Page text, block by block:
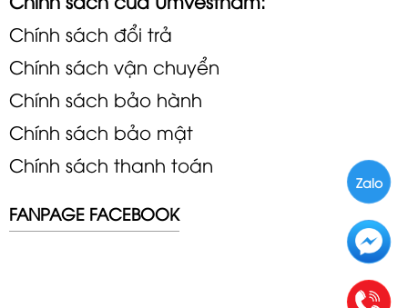
Chính sách đổi trả
Chính sách vận chuyển
Chính sách bảo hành
Chính sách bảo mật
Chính sách thanh toán
FANPAGE FACEBOOK
Zalo